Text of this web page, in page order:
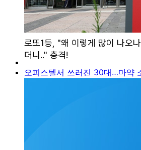
오피스텔서 쓰러진 30대…마약